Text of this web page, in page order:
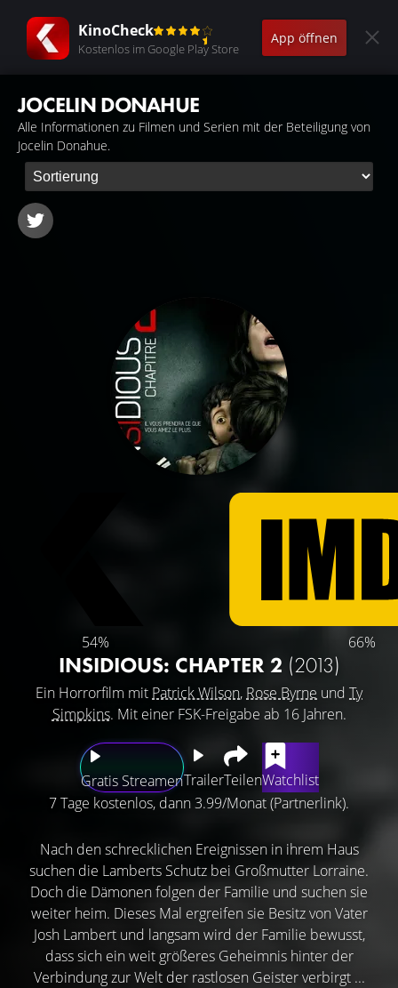
KinoCheck
Kostenlos im Google Play Store
App öffnen
JOCELIN DONAHUE
Alle Informationen zu Filmen und Serien mit der Beteiligung von
Jocelin Donahue.
54% 66%
INSIDIOUS: CHAPTER 2 (2013)
Ein Horrorfilm mit Patrick Wilson, Rose Byrne und Ty
Simpkins. Mit einer FSK-Freigabe ab 16 Jahren.
Gratis StreamenTrailerTeilenWatchlist
7 Tage kostenlos, dann 3.99/Monat (Partnerlink).
Nach den schrecklichen Ereignissen in ihrem Haus
suchen die Lamberts Schutz bei Großmutter Lorraine.
Doch die Dämonen folgen der Familie und suchen sie
weiter heim. Dieses Mal ergreifen sie Besitz von Vater
Josh Lambert und langsam wird der Familie bewusst,
dass sich ein weit größeres Geheimnis hinter der
Verbindung zur Welt der rastlosen Geister verbirgt ...